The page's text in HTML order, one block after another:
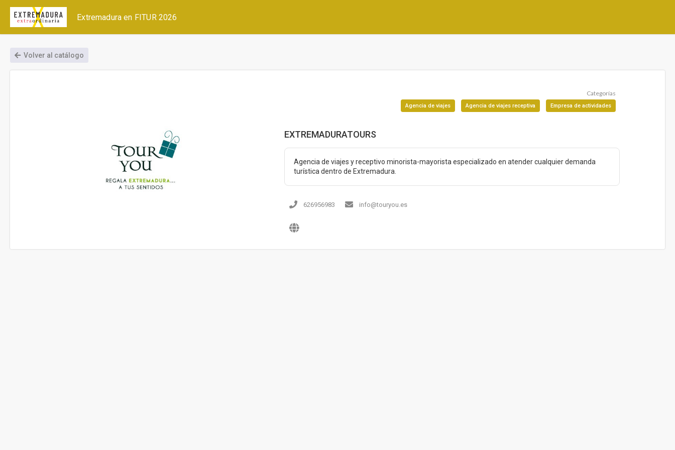
Extremadura en FITUR 2026
Volver al catálogo
Categorías
Agencia de viajes Agencia de viajes receptiva Empresa de actividades
EXTREMADURATOURS
Agencia de viajes y receptivo minorista-mayorista especializado en atender cualquier demanda
turística dentro de Extremadura.
626956983 info@touryou.es